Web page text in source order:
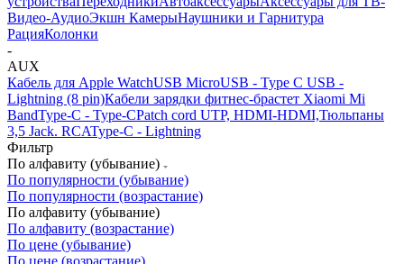
Видео-АудиоЭкшн КамерыНаушники и Гарнитура
РацияКолонки
-
AUX
Кабель для Apple WatchUSB MicroUSB - Type C USB -
Lightning (8 pin)Кабели зарядки фитнес-брастет Xiaomi Mi
BandType-C - Type-CPatch cord UTP, HDMI-HDMI,Тюльпаны
3,5 Jack. RCAType-C - Lightning
Фильтр
По алфавиту (убывание)
По популярности (убывание)
По популярности (возрастание)
По алфавиту (убывание)
По алфавиту (возрастание)
По цене (убывание)
По цене (возрастание)